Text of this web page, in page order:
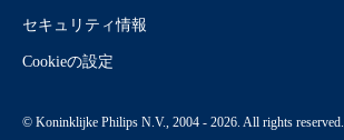
セキュリティ情報
Cookieの設定
© Koninklijke Philips N.V., 2004 - 2026. All rights reserved.